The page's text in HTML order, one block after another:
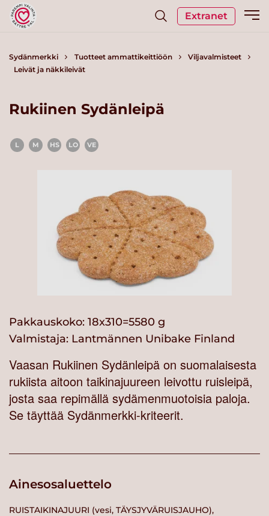
Extranet
Sydänmerkki Tuotteet ammattikeittiöön
Viljavalmisteet
Leivät ja näkkileivät
Rukiinen Sydänleipä
L M HS LO VE
Pakkauskoko: 18x310=5580 g
Valmistaja: Lantmännen Unibake Finland
Vaasan Rukiinen Sydänleipä on suomalaisesta
rukiista aitoon taikinajuureen leivottu ruisleipä,
josta saa repimällä sydämenmuotoisia paloja.
Se täyttää Sydänmerkki-kriteerit.
Ainesosaluettelo
RUISTAIKINAJUURI (vesi, TÄYSJYVÄRUISJAUHO),